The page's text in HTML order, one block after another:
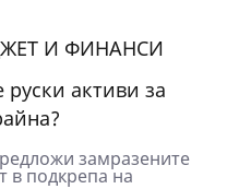
И ФИНАНСИ
руски активи за
замразените
в подкрепа на